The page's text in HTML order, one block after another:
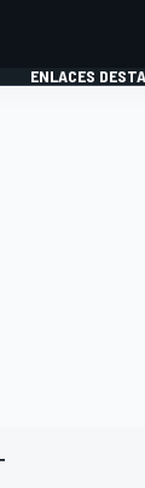
ENLACES